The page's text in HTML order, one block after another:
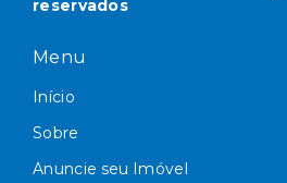
reservados
Menu
Início
Sobre
Anuncie seu Imóvel